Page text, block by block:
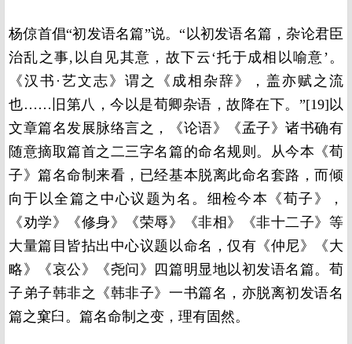
杨倞首倡“初发语名篇”说。“以初发语名篇，杂论君臣
治乱之事,以自见其意，故下云‘托于成相以喻意’。
《汉书·艺文志》谓之《成相杂辞》，盖亦赋之流
也……旧第八，今以是荀卿杂语，故降在下。”[19]以
文章篇名发展脉络言之，《论语》《孟子》诸书确有
随意摘取篇首之二三字名篇的命名规则。从今本《荀
子》篇名命制来看，已经基本脱离此命名套路，而倾
向于以全篇之中心议题为名。细检今本《荀子》，
《劝学》《修身》《荣辱》《非相》《非十二子》等
大量篇目皆拈出中心议题以命名，仅有《仲尼》《大
略》《哀公》《尧问》四篇明显地以初发语名篇。荀
子弟子韩非之《韩非子》一书篇名，亦脱离初发语名
篇之窠臼。篇名命制之变，理有固然。